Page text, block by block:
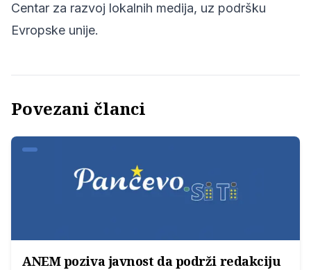
Centar za razvoj lokalnih medija, uz podršku
Evropske unije.
Povezani članci
ANEM poziva javnost da podrži redakciju